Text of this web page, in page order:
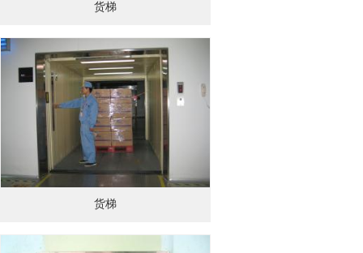
货梯
货梯